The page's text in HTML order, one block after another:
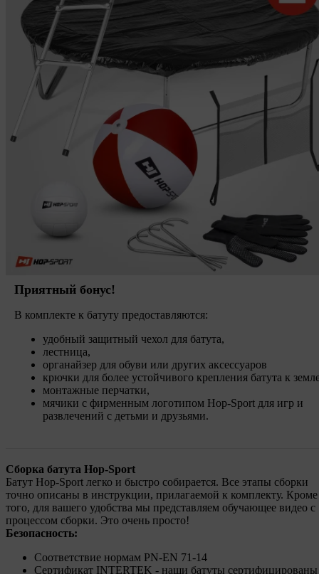
Приятный бонус!
В комплекте к батуту предоставляются:
удобный защитный чехол для батута,
лестница,
органайзер для обуви или других аксессуаров
крючки для более устойчивого крепления батута к
монтажные перчатки,
мячики с фирменным логотипом Hop-Sport для игр и
развлечений с детьми и друзьями.
Сборка батута Hop-Sport
Батут Hop-Sport легко и быстро собирается. Все этапы сборки
точно описаны в инструкции, прилагаемой к комплекту. Кроме
того, для вашего удобства мы представляем обучающее видео с
процессом сборки. Это очень просто!
Безопасность:
Соответствие нормам PN-EN 71-14
Сертификат INTERTEK - наши батуты сертифицированы